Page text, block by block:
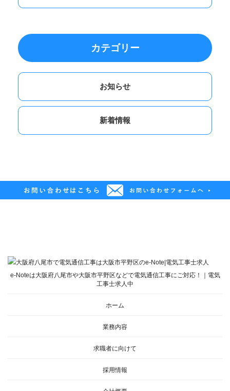
カテゴリー
お知らせ
新着情報
e-Noteは大阪府八尾市や大阪市平野区などで電気通信工事にご対応！｜電気
工事士求人中
ホーム
業務内容
求職者に向けて
採用情報